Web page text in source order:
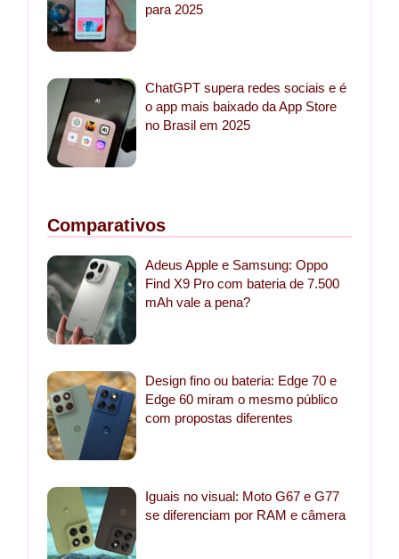
para 2025
ChatGPT supera redes sociais e é
o app mais baixado da App Store
no Brasil em 2025
Comparativos
Adeus Apple e Samsung: Oppo
Find X9 Pro com bateria de 7.500
mAh vale a pena?
Design fino ou bateria: Edge 70 e
Edge 60 miram o mesmo público
com propostas diferentes
Iguais no visual: Moto G67 e G77
se diferenciam por RAM e câmera